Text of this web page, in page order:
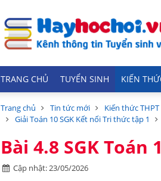
TRANG CHỦ TUYỂN SINH KIẾN
Trang chủ Tin tức mới Kiến thức THPT
Giải Toán 10 SGK Kết nối Tri thức tập 1
Bài 4.8 SGK
Cập nhật: 23/05/2026